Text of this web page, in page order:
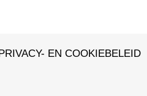
PRIVACY- EN COOKIEBELEID